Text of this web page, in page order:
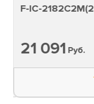
F-IC-2182C2M(2
21 091 Руб.